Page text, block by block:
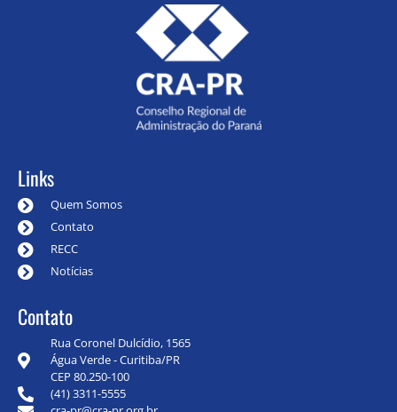
Links
Quem Somos
Contato
RECC
Notícias
Contato
Rua Coronel Dulcídio, 1565
Água Verde - Curitiba/PR
CEP 80.250-100
(41) 3311-5555